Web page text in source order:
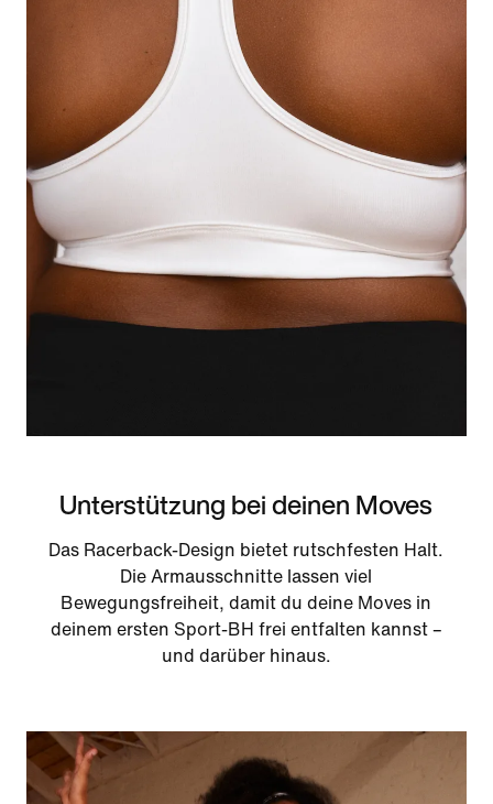
Unterstützung bei deinen Moves
Das Racerback-Design bietet rutschfesten Halt.
Die Armausschnitte lassen viel
Bewegungsfreiheit, damit du deine Moves in
deinem ersten Sport-BH frei entfalten kannst –
und darüber hinaus.